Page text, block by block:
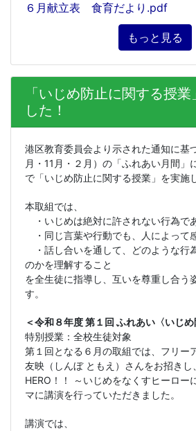
６月献立表 食育だより.pdf
もっと見る
「いじめ防止に関する授
した！
港区教育委員会より示された通知に基
月・ 11 月・２月）の「ふれあい月間」
で「いじめ防止に関する授業」を実施
本取組では、
・いじめは絶対に許されない行為で
・同じ言葉や行動でも、人によって
・話し合いを通して、どのような行
のかを理解すること
を全生徒に指導し、互いを尊重し合う
す。
＜令和８年度 第１回 ふれあい〈いじ
特別授業：全校生徒対象
第１回となる６月の取組では、フリー
友映（しんぼ ともえ）さんをお招きし
HERO ！！ ～いじめをなくすヒーロー
マに講演を行っていただきました。
講演では、